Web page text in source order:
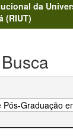
da
(RIUT)